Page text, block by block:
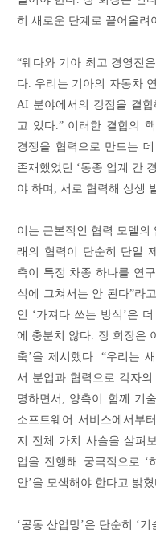
히 새로운 단계로 끌어올려
“웨다와 기아 최고 경영진
다. 우리는 기아의 자동차
AI 분야에서의 강점을 결
고 있다.” 이러한 결합의
경쟁을 협력으로 만드는
존재했었던 ‘동종 업계 간
야 하며, 서로 협력해 상생
이는 근본적인 협력 모델의
래의 협력이 단순히 단일
측이 특정 차종 하나를 연
식에 그쳐서는 안 된다”라
인 ‘가져다 쓰는 방식’은
에 충분치 않다. 장 회장은
축’을 제시했다. “우리는
서 분업과 협력으로 각자
명하면서, 양측이 함께 기
소프트웨어 서비스에서부
지 전체 가치 사슬을 살펴
업을 진행해 궁극적으로
안’을 모색해야 한다고 밝혔
‘공동 산업망’은 단순히 ‘